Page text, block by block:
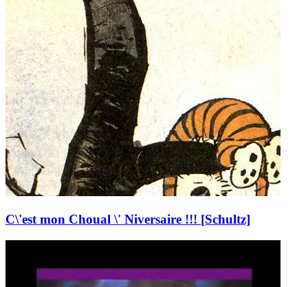
C\'est mon Choual \' Niversaire !!! [Schultz]